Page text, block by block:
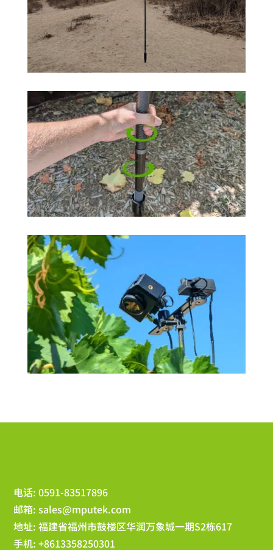
电话: 0591-83517896
邮箱:sales@mputek.com
地址: 福建省福州市鼓楼区华润万象城一期S2栋617
手机: +8613358250301